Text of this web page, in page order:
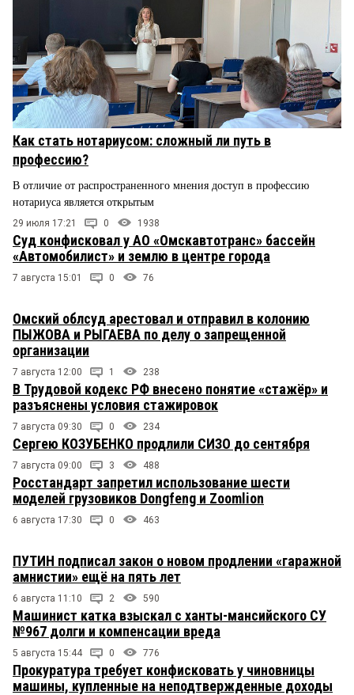
Как стать нотариусом: сложный ли путь в
профессию?
В отличие от распространенного мнения доступ в профессию
нотариуса является открытым
29 июля 17:21 0 1938
Суд конфисковал у АО «Омскавтотранс» бассейн
«Автомобилист» и землю в центре города
7 августа 15:01 0 76
Омский облсуд арестовал и отправил в колонию
ПЫЖОВА и РЫГАЕВА по делу о запрещенной
организации
7 августа 12:00 1 238
В Трудовой кодекс РФ внесено понятие «стажёр» и
разъяснены условия стажировок
7 августа 09:30 0 234
Сергею КОЗУБЕНКО продлили СИЗО до сентября
7 августа 09:00 3 488
Росстандарт запретил использование шести
моделей грузовиков Dongfeng и Zoomlion
6 августа 17:30 0 463
ПУТИН подписал закон о новом продлении «гаражной
амнистии» ещё на пять лет
6 августа 11:10 2 590
Машинист катка взыскал с ханты-мансийского СУ
№967 долги и компенсации вреда
5 августа 15:44 0 776
Прокуратура требует конфисковать у чиновницы
машины, купленные на неподтвержденные доходы